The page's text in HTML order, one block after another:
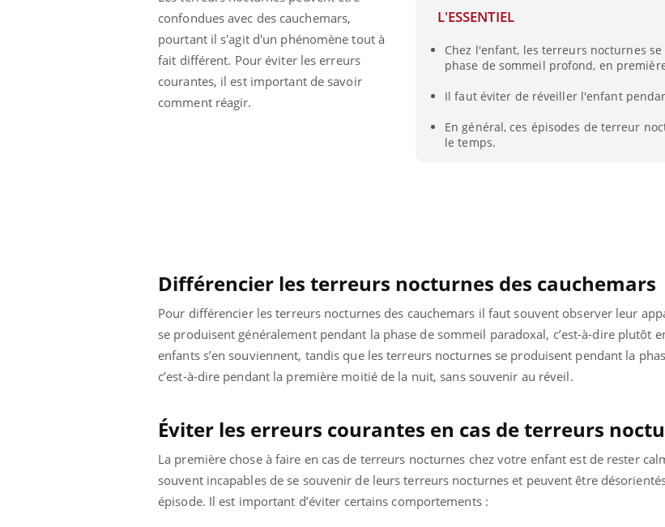
L'ESSENTIEL
Chez l'enfant, les terreurs nocturnes
phase de sommeil profond, en
Il faut éviter de réveiller l'enfant
En général, ces épisodes de terreur
le temps.
confondues avec des cauchemars,
pourtant il s'agit d'un phénomène tout à
fait différent. Pour éviter les erreurs
courantes, il est important de savoir
comment réagir.
Différencier les terreurs nocturnes des cauchemars
Pour différencier les terreurs nocturnes des cauchemars il faut souvent observer leur
se produisent généralement pendant la phase de sommeil paradoxal, c’est-à-dire plutôt
enfants s’en souviennent, tandis que les terreurs nocturnes se produisent pendant la
c’est-à-dire pendant la première moitié de la nuit, sans souvenir au réveil.
Éviter les erreurs courantes en cas de terreurs
La première chose à faire en cas de terreurs nocturnes chez votre enfant est de rester
souvent incapables de se souvenir de leurs terreurs nocturnes et peuvent être
épisode. Il est important d’éviter certains comportements :